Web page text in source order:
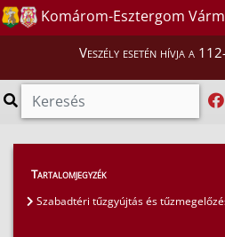
Komárom-Esztergom
Veszély esetén hívja a
Lakosság >
Tartalomjegyzék
Szabadtéri tűzgyújtás és